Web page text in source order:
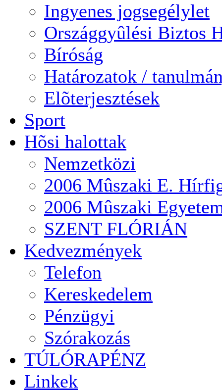
Ingyenes jogsegélylet
Országgyûlési Biztos
Bíróság
Határozatok /
Elõterjesztések
Sport
Hõsi halottak
Nemzetközi
2006 Mûszaki E.
2006 Mûszaki
SZENT FLÓRIÁN
Kedvezmények
Telefon
Kereskedelem
Pénzügyi
Szórakozás
TÚLÓRAPÉNZ
Linkek